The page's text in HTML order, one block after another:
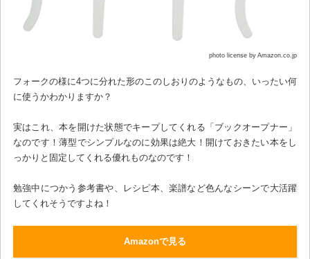
photo license by Amazon.co.jp
フォークの様に4つに分れた形のこのしおりのようなもの、いったい何
に使うかわかりますか？
実はこれ、本を開けた状態でキープしてくれる「ブックオープナー」
なのです！薄型でシンプルなのに効果は絶大！開けておきたい本をし
っかりと固定してくれる優れものなのです！
勉強中につかう参考書や、レシピ本、楽譜など色んなシーンで大活躍
してくれそうですよね！
Amazonで見る